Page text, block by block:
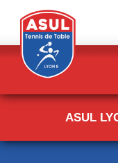
ASUL
Panneau de gestion